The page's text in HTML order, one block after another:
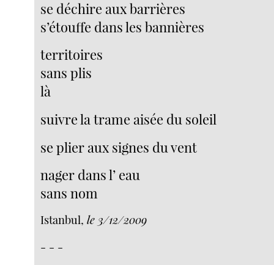
se déchire aux barrières
s’étouffe dans les bannières
territoires
sans plis
là
suivre la trame aisée du soleil
se plier aux signes du vent
nager dans l’ eau
sans nom
Istanbul,le 3/12/2009
- - -